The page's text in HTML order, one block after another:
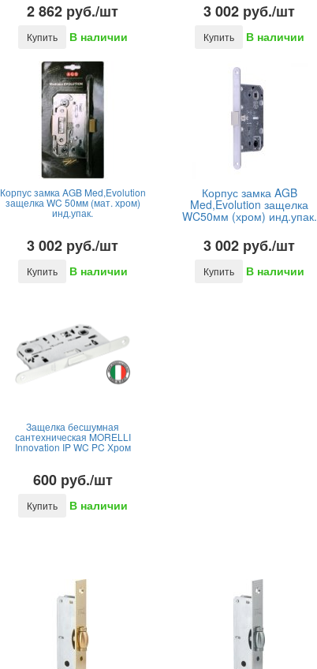
2 862 руб./шт
Купить В наличии
3 002 руб./шт
Купить В наличии
Корпус замка AGB Med,Evolution
защелка WC 50мм (мат. хром)
инд.упак.
3 002 руб./шт
Купить В наличии
Корпус замка AGB
Med,Evolution защелка
WC50мм (хром) инд.упак.
3 002 руб./шт
Купить В наличии
Защелка бесшумная
сантехническая MORELLI
Innovation IP WC PC Хром
600 руб./шт
Купить В наличии